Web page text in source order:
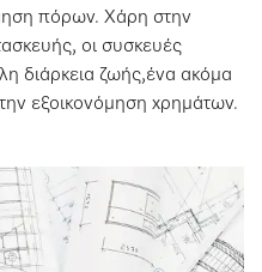
πόρων. Χάρη στην
οι συσκευές
διάρκεια ζωής,ένα ακόμα
εξοικονόμηση χρημάτων.